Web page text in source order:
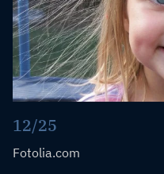
12/25
Fotolia.com